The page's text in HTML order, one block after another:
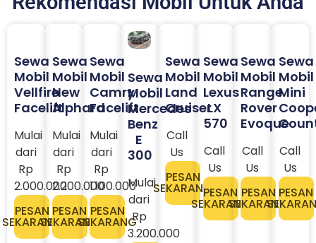
Sewa
Mobil
Vellfire
Facelift
Mulai
dari
Rp
2.000.000
PESAN
SEKARANG
Sewa
Mobil
New
Alphard
Mulai
dari
Rp
2.200.000
PESAN
SEKARANG
Sewa
Mobil
Camry
Facelift
Mulai
dari
Rp
1.100.000
PESAN
SEKARANG
Sewa
Mobil
Mercedes
Benz
E
300
Mulai
dari
Rp
3.200.000​
Sewa
Mobil
Land
Cruiser
Call
Us
PESAN
SEKARANG
Sewa
Mobil
Lexus
LX
570
Call
Us
PESAN
SEKARANG
Sewa
Mobil
Range
Rover
Evoque
Call
Us
PESAN
SEKARANG
Sewa
Mobil
Mini
Call
Us
PESAN